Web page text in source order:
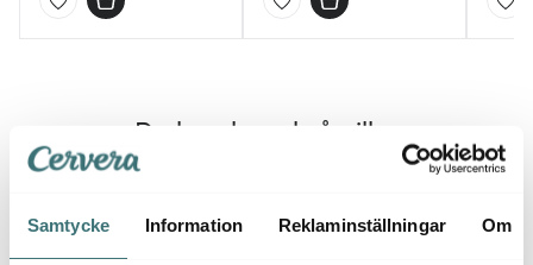
Samtycke Information Reklaminställningar Om
Du kanske också gillar